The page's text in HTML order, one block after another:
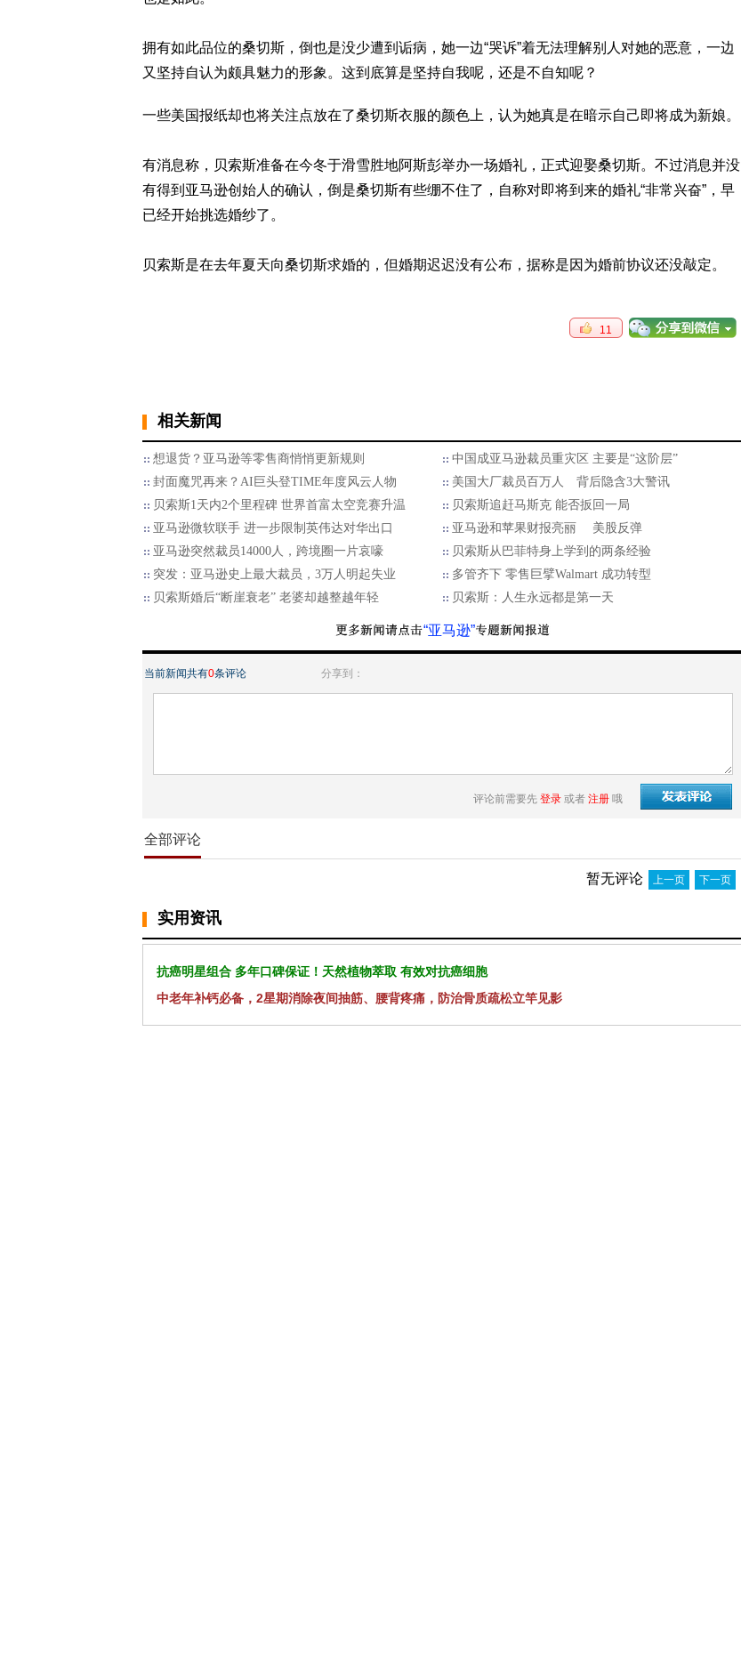
拥有如此品位的桑切斯，倒也是没少遭到诟病，她一边“哭诉”着无法理解别人对她的恶意，一边
又坚持自认为颇具魅力的形象。这到底算是坚持自我呢，还是不自知呢？
一些美国报纸却也将关注点放在了桑切斯衣服的颜色上，认为她真是在暗示自己即将成为新娘。
有消息称，贝索斯准备在今冬于滑雪胜地阿斯彭举办一场婚礼，正式迎娶桑切斯。不过消息并没
有得到亚马逊创始人的确认，倒是桑切斯有些绷不住了，自称对即将到来的婚礼“非常兴奋”，早
已经开始挑选婚纱了。
贝索斯是在去年夏天向桑切斯求婚的，但婚期迟迟没有公布，据称是因为婚前协议还没敲定。
11
相关新闻
想退货？亚马逊等零售商悄悄更新规则
中国成亚马逊裁员重灾区 主要是“这阶层”
封面魔咒再来？AI巨头登TIME年度风云人物
美国大厂裁员百万人 背后隐含3大警讯
贝索斯1天内2个里程碑 世界首富太空竞赛升温
贝索斯追赶马斯克 能否扳回一局
亚马逊微软联手 进一步限制英伟达对华出口
亚马逊和苹果财报亮丽 美股反弹
亚马逊突然裁员14000人，跨境圈一片哀嚎
贝索斯从巴菲特身上学到的两条经验
突发：亚马逊史上最大裁员，3万人明起失业
多管齐下 零售巨擘Walmart 成功转型
贝索斯婚后“断崖衰老” 老婆却越整越年轻
贝索斯：人生永远都是第一天
“亚马逊”
当前新闻共有0条评论 分享到：
评论前需要先 登录 或者 注册 哦
全部评论
暂无评论 上一页 下一页
实用资讯
抗癌明星组合 多年口碑保证！天然植物萃取 有效对抗癌细胞
中老年补钙必备，2星期消除夜间抽筋、腰背疼痛，防治骨质疏松立竿见影